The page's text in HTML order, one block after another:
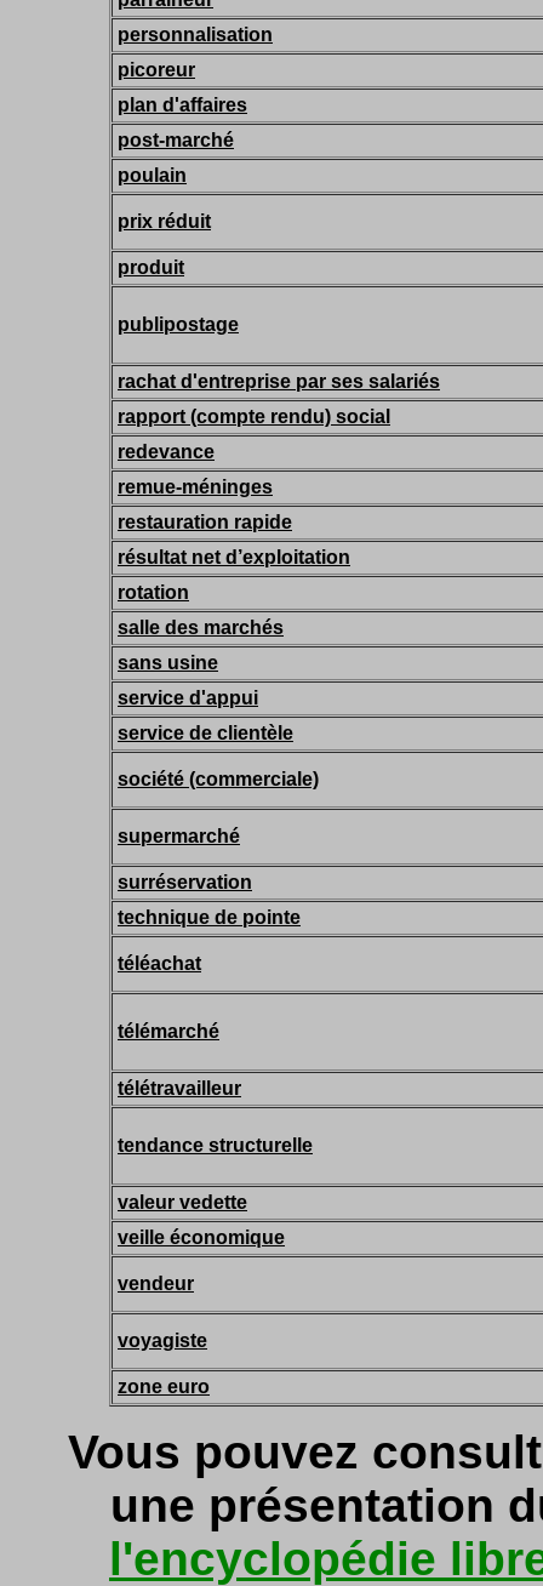
personnalisation
picoreur
plan d'affaires
post-marché
poulain
prix réduit
produit
publipostage
rachat d'entreprise par ses salariés
rapport (compte rendu) social
redevance
remue-méninges
restauration rapide
résultat net d’exploitation
rotation
salle des marchés
sans usine
service d'appui
service de clientèle
société (commerciale)
supermarché
surréservation
technique de pointe
téléachat
télémarché
télétravailleur
tendance structurelle
valeur vedette
veille économique
vendeur
voyagiste
zone euro
Vous pouvez
une présentation
l'encyclopédie